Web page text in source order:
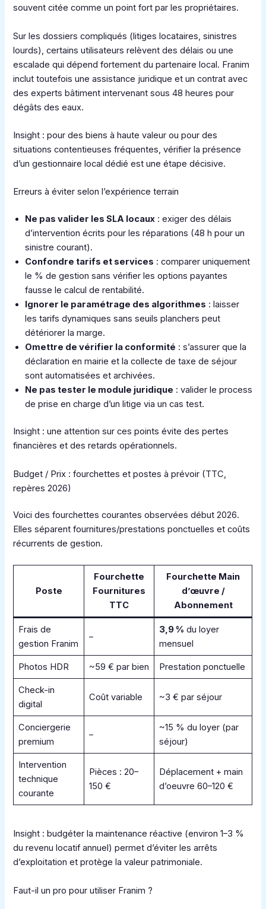
souvent citée comme un point fort par les propriétaires.
Sur les dossiers compliqués (litiges locataires, sinistres
lourds), certains utilisateurs relèvent des délais ou une
escalade qui dépend fortement du partenaire local. Franim
inclut toutefois une assistance juridique et un contrat avec
des experts bâtiment intervenant sous 48 heures pour
dégâts des eaux.
Insight : pour des biens à haute valeur ou pour des
situations contentieuses fréquentes, vérifier la présence
d’un gestionnaire local dédié est une étape décisive.
Erreurs à éviter selon l’expérience terrain
Ne pas valider les SLA locaux : exiger des délais
d’intervention écrits pour les réparations (48 h pour un
sinistre courant).
Confondre tarifs et services : comparer uniquement
le % de gestion sans vérifier les options payantes
fausse le calcul de rentabilité.
Ignorer le paramétrage des algorithmes : laisser
les tarifs dynamiques sans seuils planchers peut
détériorer la marge.
Omettre de vérifier la conformité : s’assurer que la
déclaration en mairie et la collecte de taxe de séjour
sont automatisées et archivées.
Ne pas tester le module juridique : valider le process
de prise en charge d’un litige via un cas test.
Insight : une attention sur ces points évite des pertes
financières et des retards opérationnels.
Budget / Prix : fourchettes et postes à prévoir (TTC,
repères 2026)
Voici des fourchettes courantes observées début 2026.
Elles séparent fournitures/prestations ponctuelles et coûts
récurrents de gestion.
Poste
Fourchette
Fournitures
TTC
Fourchette Main
d’œuvre /
Abonnement
Frais de
gestion Franim
–
3,9 % du loyer
mensuel
Photos HDR ~59 € par bien Prestation ponctuelle
Check-in
digital
Coût variable ~3 € par séjour
Conciergerie
premium
–
~15 % du loyer (par
séjour)
Intervention
technique
courante
Pièces : 20–
150 €
Déplacement + main
d’oeuvre 60–120 €
Insight : budgéter la maintenance réactive (environ 1–3 %
du revenu locatif annuel) permet d’éviter les arrêts
d’exploitation et protège la valeur patrimoniale.
Faut-il un pro pour utiliser Franim ?